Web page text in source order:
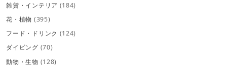
雑貨・インテリア (184)
花・植物 (395)
フード・ドリンク (124)
ダイビング (70)
動物・生物 (128)